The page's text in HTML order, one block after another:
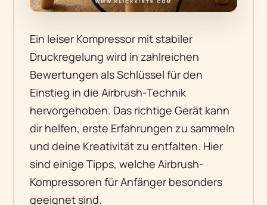
Ein leiser Kompressor mit stabiler
Druckregelung wird in zahlreichen
Bewertungen als Schlüssel für den
Einstieg in die Airbrush-Technik
hervorgehoben. Das richtige Gerät kann
dir helfen, erste Erfahrungen zu sammeln
und deine Kreativität zu entfalten. Hier
sind einige Tipps, welche Airbrush-
Kompressoren für Anfänger besonders
geeignet sind.